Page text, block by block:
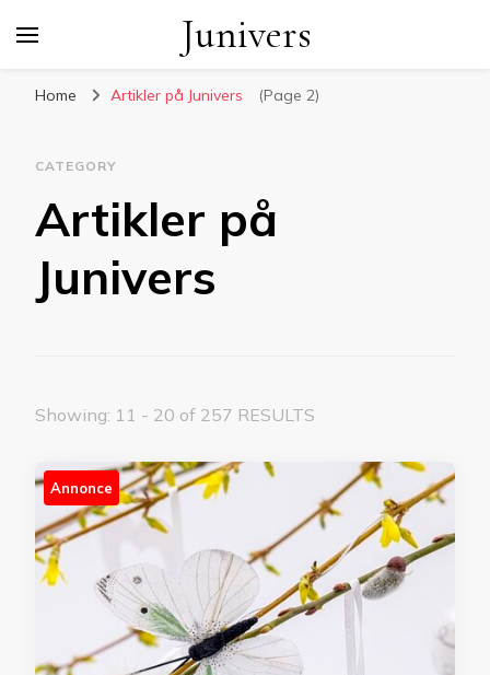
Junivers
Home Artikler på Junivers (Page 2)
CATEGORY
Artikler på
Junivers
Showing: 11 - 20 of 257 RESULTS
Annonce